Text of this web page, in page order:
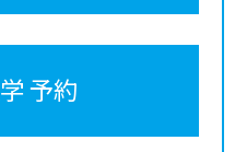
予約